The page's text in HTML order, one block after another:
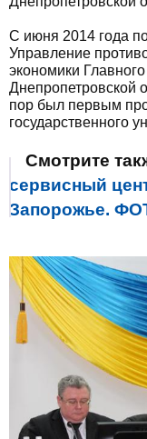
С июня 2014 года
Управление
экономики
Днепропетровской
пор был первым
государственного
Смотрите
сервисный
Запорожье.